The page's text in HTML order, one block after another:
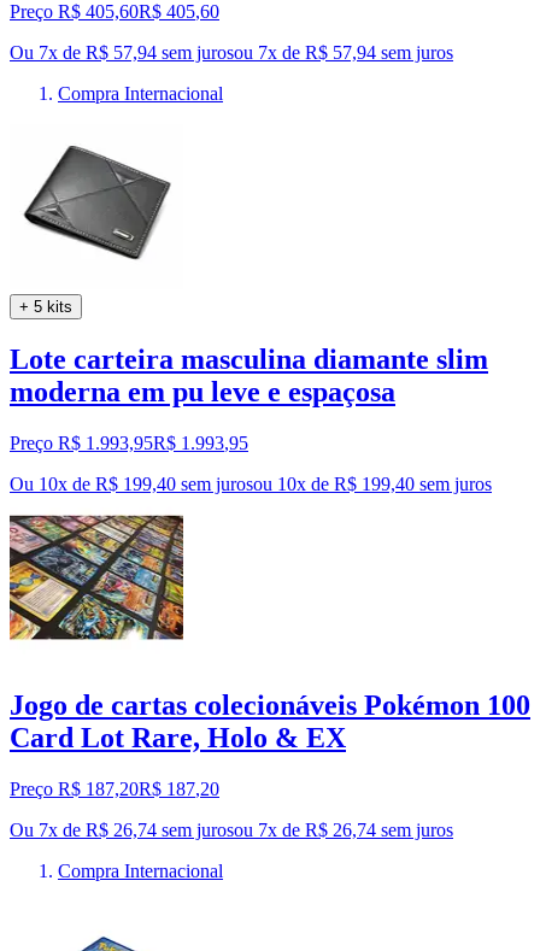
Preço R$ 405,60R$ 405,60
Ou 7x de R$ 57,94 sem jurosou 7x de R$ 57,94 sem juros
Compra Internacional
+ 5 kits
Lote carteira masculina diamante slim
moderna em pu leve e espaçosa
Preço R$ 1.993,95R$ 1.993,95
Ou 10x de R$ 199,40 sem jurosou 10x de R$ 199,40 sem juros
Jogo de cartas colecionáveis Pokémon 100
Card Lot Rare, Holo & EX
Preço R$ 187,20R$ 187,20
Ou 7x de R$ 26,74 sem jurosou 7x de R$ 26,74 sem juros
Compra Internacional